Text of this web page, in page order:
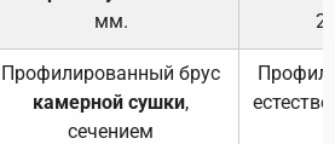
мм.
Профилированный брус
камерной сушки,
сечением